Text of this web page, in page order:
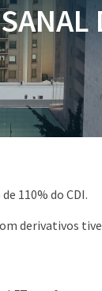
110% do CDI.
derivativos